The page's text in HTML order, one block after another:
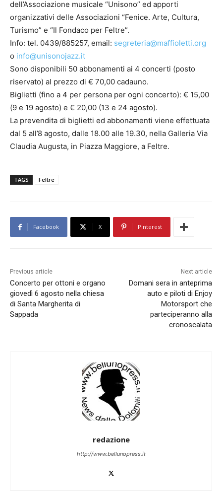
dell’Associazione musicale “Unisono” ed apporti
organizzativi delle Associazioni “Fenice. Arte, Cultura,
Turismo” e “Il Fondaco per Feltre”.
Info: tel. 0439/885257, email: segreteria@maffioletti.org
o info@unisonojazz.it
Sono disponibili 50 abbonamenti ai 4 concerti (posto
riservato) al prezzo di € 70,00 cadauno.
Biglietti (fino a 4 per persona per ogni concerto): € 15,00
(9 e 19 agosto) e € 20,00 (13 e 24 agosto).
La prevendita di biglietti ed abbonamenti viene effettuata
dal 5 all’8 agosto, dalle 18.00 alle 19.30, nella Galleria Via
Claudia Augusta, in Piazza Maggiore, a Feltre.
TAGS Feltre
Facebook X Pinterest
Previous article
Concerto per ottoni e organo
giovedì 6 agosto nella chiesa
di Santa Margherita di
Sappada
Next article
Domani sera in anteprima
auto e piloti di Enjoy
Motorsport che
parteciperanno alla
cronoscalata
redazione
http://www.bellunopress.it